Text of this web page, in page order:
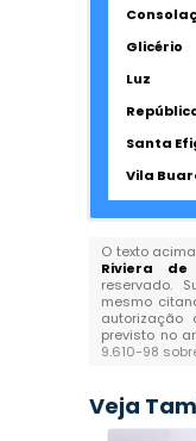
Glicério
Luz
Santa
Vila
O texto
Riviera de
reservado.
mesmo
previsto no
9.610-98
Veja